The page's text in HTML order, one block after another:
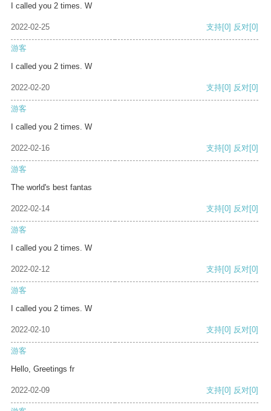
I called you 2 times. W
2022-02-25 支持[0] 反对[0]
游客
I called you 2 times. W
2022-02-20 支持[0] 反对[0]
游客
I called you 2 times. W
2022-02-16 支持[0] 反对[0]
游客
The world's best fantas
2022-02-14 支持[0] 反对[0]
游客
I called you 2 times. W
2022-02-12 支持[0] 反对[0]
游客
I called you 2 times. W
2022-02-10 支持[0] 反对[0]
游客
Hello, Greetings fr
2022-02-09 支持[0] 反对[0]